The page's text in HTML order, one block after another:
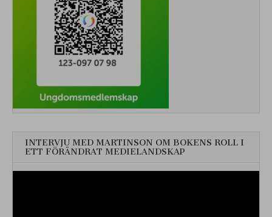
INTERVJU MED MARTINSON OM BOKENS ROLL I
ETT FÖRÄNDRAT MEDIELANDSKAP